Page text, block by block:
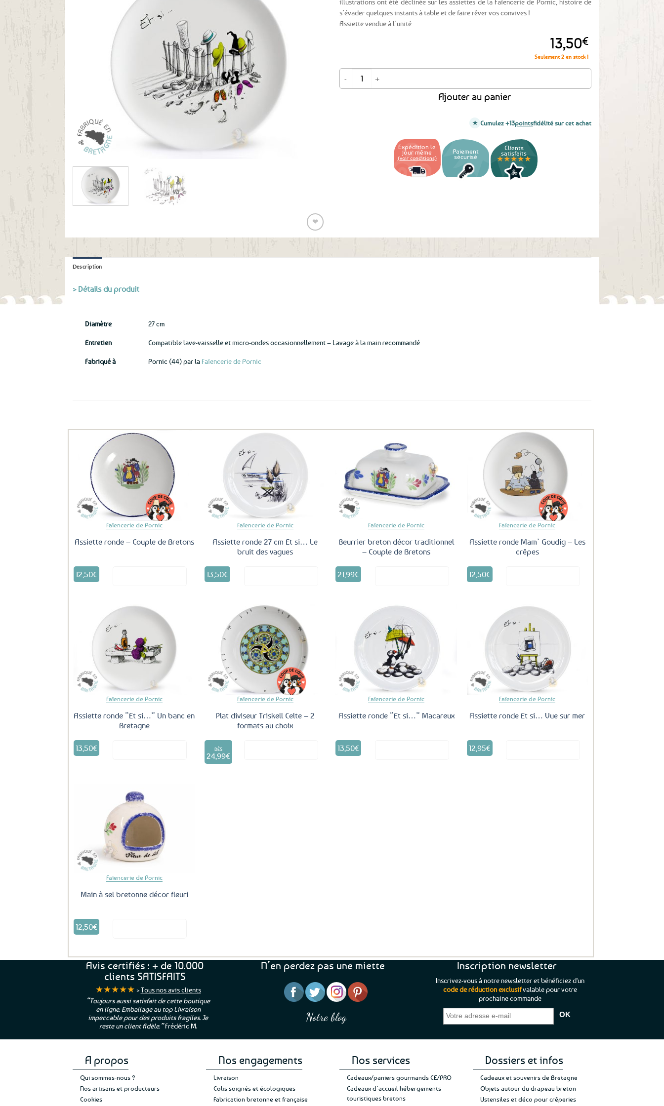
❤
Ajouter
illustrations ont été déclinée sur les assiettes de la Faïencerie de Pornic, histoire de
s’évader quelques instants à table et de faire rêver vos convives !
Assiette vendue à l’unité
13,50€
Seulement 2 en stock !
quantité de Assiette ronde "Et si..." Une journée à la plage
Ajouter au panier
Cumulez +13pointsfidélité sur cet achat
Expédition le
jour même
(voir conditions)
Paiement
sécurisé
Clients
satisfaits
★★★★★
Description
> Détails du produit
Diamètre 27 cm
Entretien Compatible lave-vaisselle et micro-ondes occasionnellement – Lavage à la main recommandé
Fabriqué à Pornic (44) par la Faïencerie de Pornic
Ajouter
favoris
Faïencerie de Pornic
Assiette ronde – Couple de Bretons
12,50€
Faïencerie de Pornic
Assiette ronde 27 cm Et si… Le
bruit des vagues
13,50€
Ajouter
favoris
Faïencerie de Pornic
Beurrier breton décor traditionnel
– Couple de Bretons
21,99€
Ajouter
favoris
Faïencerie de Pornic
Assiette ronde Mam’ Goudig – Les
crêpes
12,50€
Ajouter
Faïencerie de Pornic
Assiette ronde “Et si…” Un banc en
Bretagne
13,50€
Ajouter
favoris
Faïencerie de Pornic
Plat diviseur Triskell Celte – 2
formats au choix
DÈS
24,99€
Ce
Ajouter
Faïencerie de Pornic
Assiette ronde “Et si…” Macareux
13,50€
Ajouter
Faïencerie de Pornic
Assiette ronde Et si… Vue sur mer
12,95€
Faïencerie de Pornic
Main à sel bretonne décor fleuri
12,50€
Avis certifiés : + de 10.000
clients SATISFAITS
★★★★★ >Tous nos avis clients
“Toujours aussi satisfait de cette boutique
en ligne. Emballage au top Livraison
impeccable pour des produits fragiles. Je
reste un client fidèle.”Frédéric M.
“Une boutique que je recommande pour
leur sérieux, des bons et beaux produits
et une équipe à l’écoute :-)”Patricia M.
“J’ai mis 5 étoiles parce que je pouvais pas
en mettre 6 ;)
Je suis plus que satisfaite de mon achat et
de ma livraison. Ne changez rien”Jade C.
“C’est agréable et tout aussi rassurant
de constater qu’il n’y a pas de petite
commande, mais un client à satisfaire.”
N’en perdez pas une miette
Notre blog
Inscription newsletter
Inscrivez-vous à notre newsletter et bénéficiez d'un
code de réduction exclusifvalable pour votre
prochaine commande
A propos
Qui sommes-nous ?
Nos artisans et producteurs
Cookies
Nos engagements
Livraison
Colis soignés et écologiques
Fabrication bretonne et française
Nos services
Cadeaux/paniers gourmands CE/PRO
Cadeaux d’accueil hébergements
touristiques bretons
Dossiers et infos
Cadeaux et souvenirs de Bretagne
Objets autour du drapeau breton
Ustensiles et déco pour crêperies